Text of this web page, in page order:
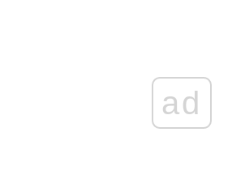
ad